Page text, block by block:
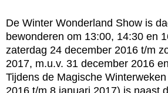
De Winter Wonderland Show is
bewonderen om 13:00, 14:30 en
zaterdag 24 december 2016 t/m
2017, m.u.v. 31 december 2016
Tijdens de Magische
2016 t/m 8 januari 2017) is naast